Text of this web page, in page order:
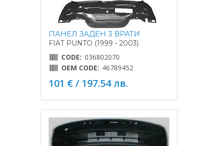
ПАНЕЛ ЗАДЕН 3 ВРАТИ
FIAT PUNTO (1999 - 2003)
CODE: 036802070
OEM CODE: 46789452
101 € / 197.54 лв.